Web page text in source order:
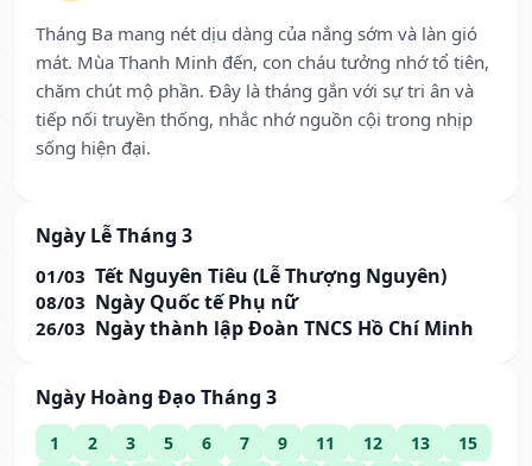
Tháng Ba mang nét dịu dàng của nắng sớm và làn gió
mát. Mùa Thanh Minh đến, con cháu tưởng nhớ tổ tiên,
chăm chút mộ phần. Đây là tháng gắn với sự tri ân và
tiếp nối truyền thống, nhắc nhớ nguồn cội trong nhịp
sống hiện đại.
Ngày Lễ Tháng 3
01/03 Tết Nguyên Tiêu (Lễ Thượng Nguyên)
08/03 Ngày Quốc tế Phụ nữ
26/03 Ngày thành lập Đoàn TNCS Hồ Chí Minh
Ngày Hoàng Đạo Tháng 3
1 2 3 5 6 7 9 11 12 13
15